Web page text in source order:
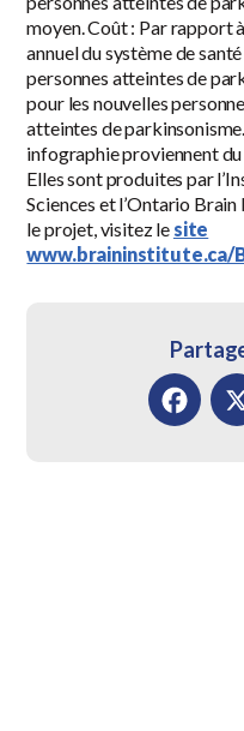
moyen. Coût : Par rapport
annuel du système de
personnes atteintes de
pour les nouvelles
atteintes de
infographie proviennent
Elles sont produites par
Sciences et l’Ontario
le projet, visitez le site
www.braininstitute.ca/